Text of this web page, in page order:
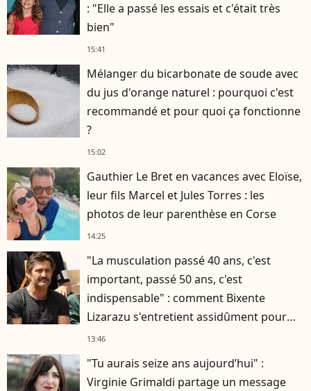
: "Elle a passé les essais et c'était très
bien"
15:41
Mélanger du bicarbonate de soude avec
du jus d'orange naturel : pourquoi c'est
recommandé et pour quoi ça fonctionne
?
15:02
Gauthier Le Bret en vacances avec Eloïse,
leur fils Marcel et Jules Torres : les
photos de leur parenthèse en Corse
14:25
"La musculation passé 40 ans, c'est
important, passé 50 ans, c'est
indispensable" : comment Bixente
Lizarazu s'entretient assidûment pour
rester musclé à 56 ans ?
13:46
"Tu aurais seize ans aujourd’hui" :
Virginie Grimaldi partage un message